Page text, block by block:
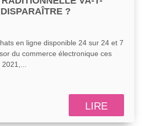
?
en ligne disponible 24 sur 24 et 7
du commerce électronique ces
LIRE